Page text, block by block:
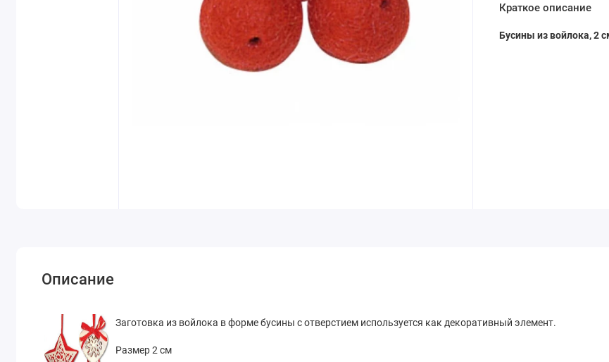
Краткое описание
Бусины из войлока, 2
Описание
Заготовка из войлока в форме бусины с отверстием используется как декоративный элемент.
Размер 2 см